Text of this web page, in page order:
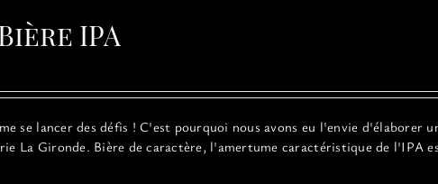
IPA
se lancer des défis ! C'est pourquoi nous avons eu l'envie d'élaborer
La Gironde. Bière de caractère, l'amertume caractéristique de l'IPA